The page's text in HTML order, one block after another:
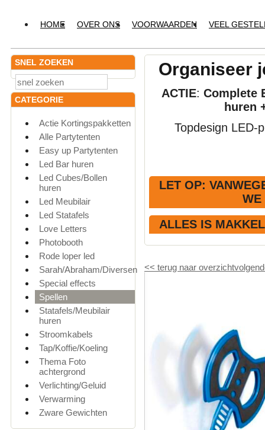
HOME OVER ONS VOORWAARDEN VEEL
SNEL ZOEKEN
CATEGORIE
Actie Kortingspakketten
Alle Partytenten
Easy up Partytenten
Led Bar huren
Led Cubes/Bollen
huren
Led Meubilair
Led Statafels
Love Letters
Photobooth
Rode loper led
Sarah/Abraham/Diversen
Special effects
Spellen
Statafels/Meubilair
huren
Stroomkabels
Tap/Koffie/Koeling
Thema Foto
achtergrond
Verlichting/Geluid
Verwarming
Zware Gewichten
Organiseer
ACTIE: Complete
huren
Topdesign LED-
LET OP:
ALLES IS
<< terug naar overzicht